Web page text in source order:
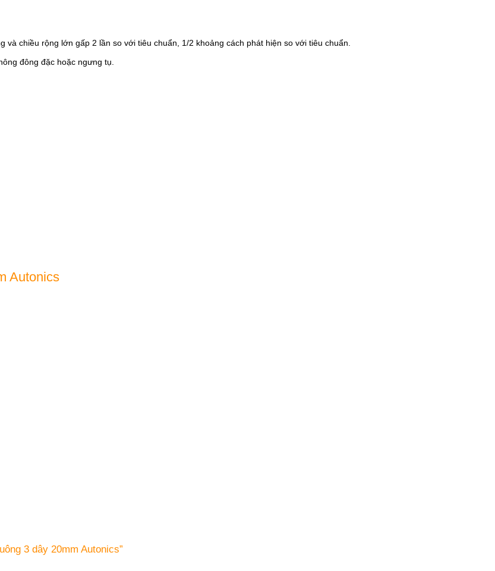
chiều rộng lớn gấp 2 lần so với tiêu chuẩn, 1/2 khoảng cách phát hiện so với tiêu chuẩn.
đông đặc hoặc ngưng tụ.
Autonics
3 dây 20mm Autonics”